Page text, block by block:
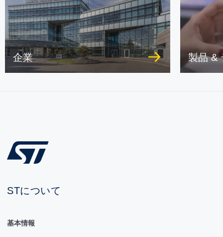
企業 製品 &
STについて
基本情報